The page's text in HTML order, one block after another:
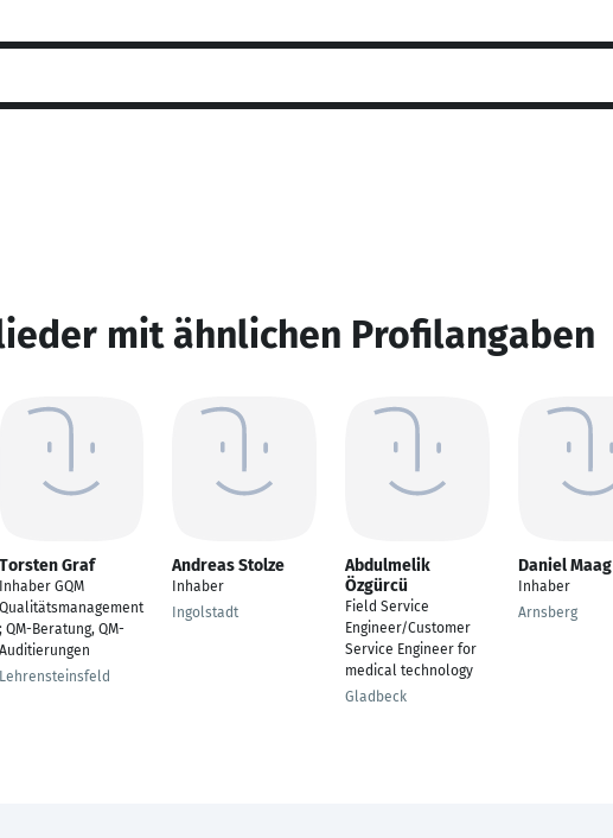
mit ähnlichen Profilangaben
Torsten Graf
Inhaber GQM
Qualitätsmanagement
; QM-Beratung, QM-
Auditierungen
Lehrensteinsfeld
Andreas Stolze
Inhaber
Ingolstadt
Abdulmelik
Özgürcü
Field Service
Engineer/Customer
Service Engineer for
medical technology
Gladbeck
Daniel Maag
Inhaber
Arnsberg